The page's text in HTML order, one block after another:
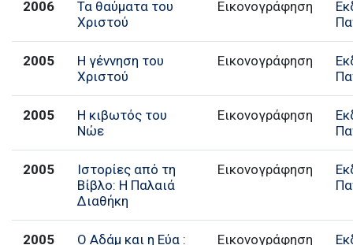
2006
Τα θαύματα του
Χριστού
Εικονογράφηση
2005
Η γέννηση του
Χριστού
Εικονογράφηση
2005
Η κιβωτός του
Νώε
Εικονογράφηση
2005
Ιστορίες από τη
Βίβλο: Η Παλαιά
Διαθήκη
Εικονογράφηση
2005 Ο Αδάμ και η Εύα : Εικονογράφηση